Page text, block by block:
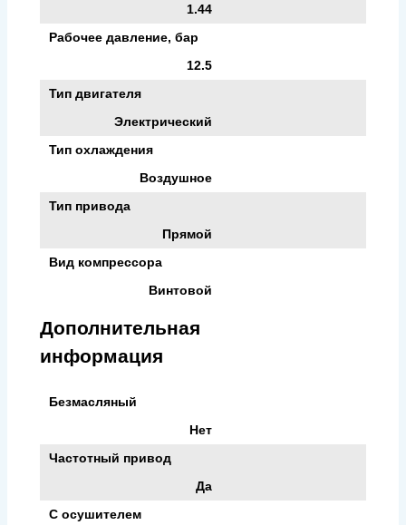
1.44
Рабочее давление, бар
12.5
Тип двигателя
Электрический
Тип охлаждения
Воздушное
Тип привода
Прямой
Вид компрессора
Винтовой
Дополнительная
информация
Безмасляный
Нет
Частотный привод
Да
С осушителем